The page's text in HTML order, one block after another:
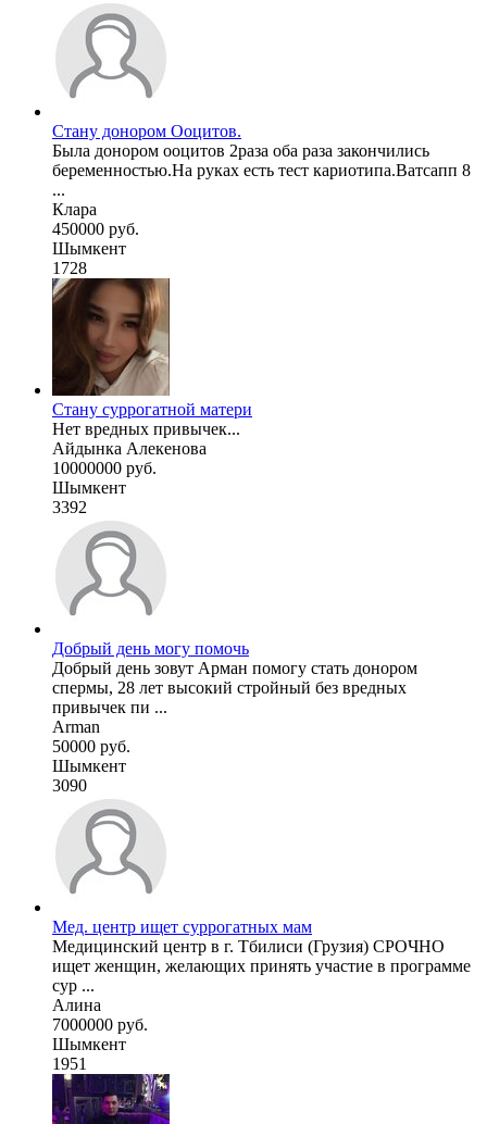
Стану донором Ооцитов.
Была донором ооцитов 2раза оба раза закончились
беременностью.На руках есть тест кариотипа.Ватсапп 8
...
Клара
450000 руб.
Шымкент
1728
Стану суррогатной матери
Нет вредных привычек...
Айдынка Алекенова
10000000 руб.
Шымкент
3392
Добрый день могу помочь
Добрый день зовут Арман помогу стать донором
спермы, 28 лет высокий стройный без вредных
привычек пи ...
Arman
50000 руб.
Шымкент
3090
Мед. центр ищет суррогатных мам
Медицинский центр в г. Тбилиси (Грузия) СРОЧНО
ищет женщин, желающих принять участие в программе
сур ...
Алина
7000000 руб.
Шымкент
1951